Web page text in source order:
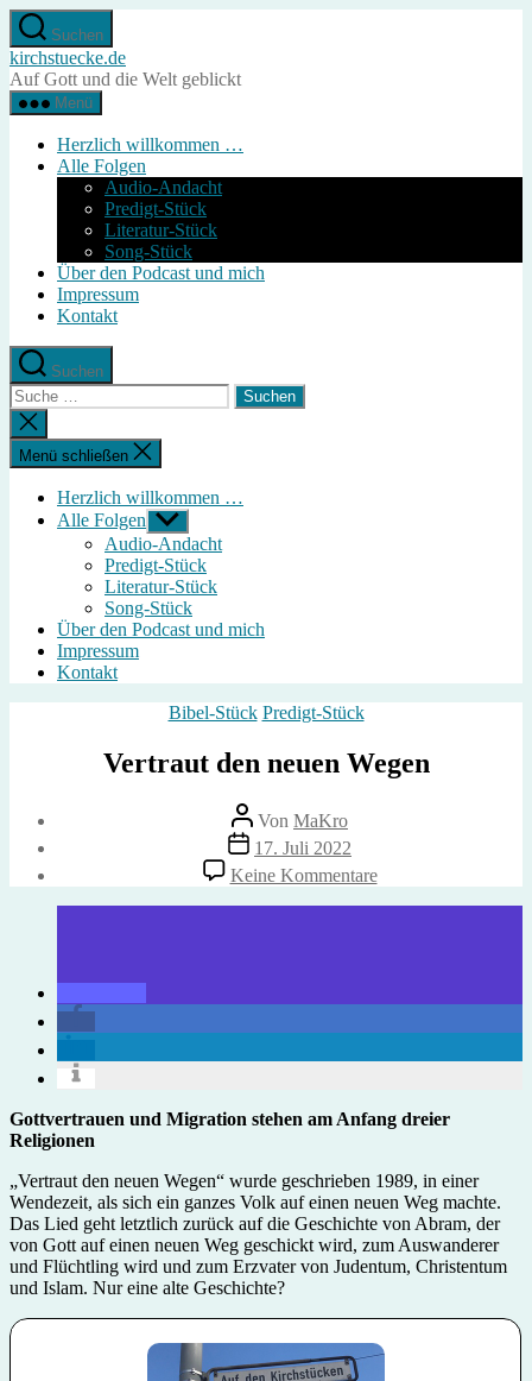
Direkt
zum
Inhalt
wechseln
Suchen
kirchstuecke.de
Auf Gott und die Welt geblickt
Menü
Herzlich willkommen …
Alle Folgen
Audio-Andacht
Predigt-Stück
Literatur-Stück
Song-Stück
Über den Podcast und mich
Impressum
Kontakt
Suchen
Suche
nach:
Suche
schließen
Menü schließen
Herzlich willkommen …
Alle Folgen Untermenü
anzeigen
Audio-Andacht
Predigt-Stück
Literatur-Stück
Song-Stück
Über den Podcast und mich
Impressum
Kontakt
Kategorien
Bibel-Stück Predigt-Stück
Vertraut den neuen Wegen
Beitragsautor
Von MaKro
Beitragsdatum
17. Juli 2022
Keine Kommentarezu
Vertraut
den
Gottvertrauen und Migration stehen am Anfang dreier
Religionen
„Vertraut den neuen Wegen“ wurde geschrieben 1989, in einer
Wendezeit, als sich ein ganzes Volk auf einen neuen Weg machte.
Das Lied geht letztlich zurück auf die Geschichte von Abram, der
von Gott auf einen neuen Weg geschickt wird, zum Auswanderer
und Flüchtling wird und zum Erzvater von Judentum, Christentum
und Islam. Nur eine alte Geschichte?